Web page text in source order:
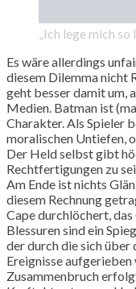
„Ich lege mich
Es wäre allerdings
diesem Dilemma nicht
geht besser damit um,
Medien. Batman ist
Charakter. Als Spieler
moralischen Untiefen,
Der Held selbst gibt
Rechtfertigungen zu
Am Ende ist nichts
diesem Rechnung
Cape durchlöchert,
Blessuren sind ein
der durch die sich über
Ereignisse
Zusammenbruch